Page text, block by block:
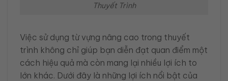
Thuyết Trình
Việc sử dụng từ vựng nâng cao trong thuyết
trình không chỉ giúp bạn diễn đạt quan điểm một
cách hiệu quả mà còn mang lại nhiều lợi ích to
lớn khác. Dưới đây là những lợi ích nổi bật của